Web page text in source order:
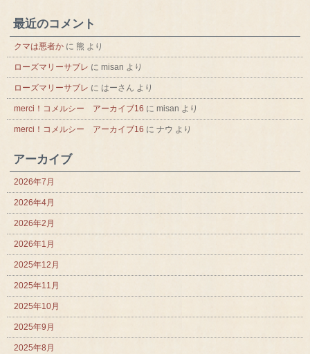
最近のコメント
クマは悪者か に 熊 より
ローズマリーサブレ に misan より
ローズマリーサブレ に はーさん より
merci！コメルシー アーカイブ16 に misan より
merci！コメルシー アーカイブ16 に ナウ より
アーカイブ
2026年7月
2026年4月
2026年2月
2026年1月
2025年12月
2025年11月
2025年10月
2025年9月
2025年8月